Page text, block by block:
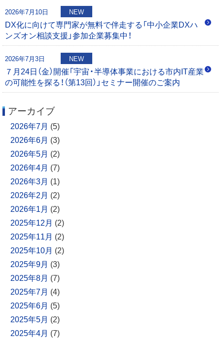
2026年7月10日 NEW
DX化に向けて専門家が無料で伴走する「中小企業DXハ
ンズオン相談支援」参加企業募集中！
2026年7月3日 NEW
７月24日（金）開催「宇宙・半導体事業における市内IT産業
の可能性を探る！（第13回）」セミナー開催のご案内
アーカイブ
2026年7月 (5)
2026年6月 (3)
2026年5月 (2)
2026年4月 (7)
2026年3月 (1)
2026年2月 (2)
2026年1月 (2)
2025年12月 (2)
2025年11月 (2)
2025年10月 (2)
2025年9月 (3)
2025年8月 (7)
2025年7月 (4)
2025年6月 (5)
2025年5月 (2)
2025年4月 (7)